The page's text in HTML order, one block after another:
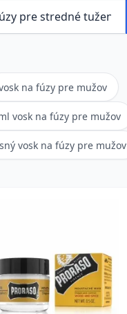
na fúzy pre mužov
vosk na fúzy pre mužov
vosk na fúzy pre mužov